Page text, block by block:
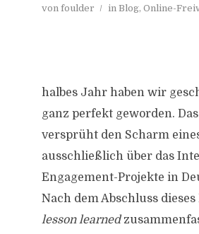
von foulder in Blog, Online-
halbes Jahr haben wir
ganz perfekt geworden.
versprüht den Scharm
ausschließlich über das
Engagement-Projekte in
Nach dem Abschluss
lesson learned